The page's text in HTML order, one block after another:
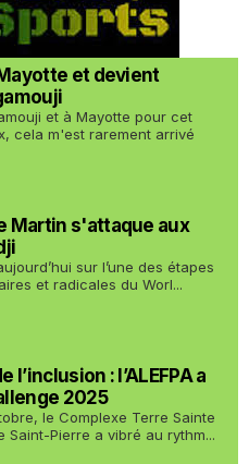
et devient
et à Mayotte pour cet
cela m'est rarement arrivé
Martin s'attaque aux
sur l’une des étapes
et radicales du Worl...
: l’ALEFPA a
2025
le Complexe Terre Sainte
Saint-Pierre a vibré au rythm...